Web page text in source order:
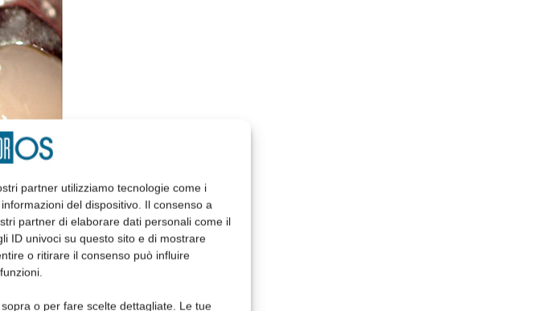
partner utilizziamo tecnologie come i
del dispositivo. Il consenso a
partner di elaborare dati personali come il
ID univoci su questo sito e di mostrare
o ritirare il consenso può influire
o per fare scelte dettagliate. Le tue